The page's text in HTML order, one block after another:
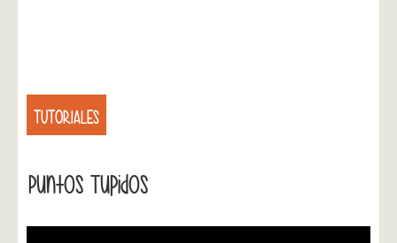
TUTORIALES
Puntos Tupidos